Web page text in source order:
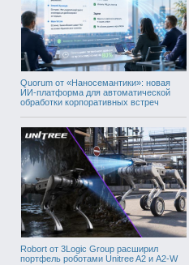
Quorum от «Наносемантики»: новая
ИИ-платформа для автоматической
обработки корпоративных встреч
Robort от 3Logic Group расширил
портфель роботами Unitree A2 и A2-W